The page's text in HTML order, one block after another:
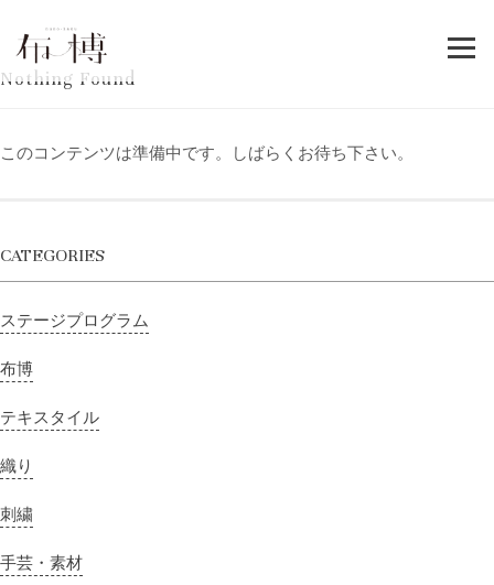
content
Nothing Found
このコンテンツは準備中です。しばらくお待ち下さい。
CATEGORIES
ステージプログラム
布博
テキスタイル
織り
刺繍
手芸・素材